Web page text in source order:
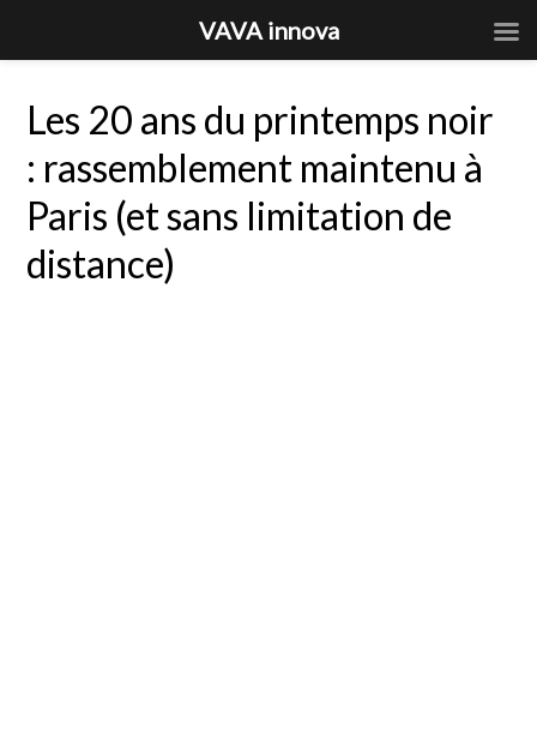
Les 20 ans du printemps noir
: rassemblement maintenu à
Paris (et sans limitation de
distance)
VAVA innova